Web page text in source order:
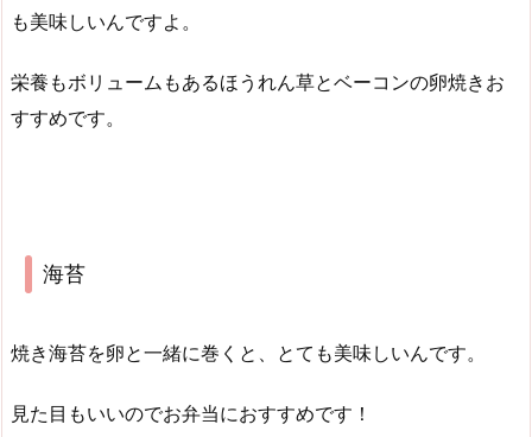
も美味しいんですよ。
栄養もボリュームもあるほうれん草とベーコンの卵焼きお
すすめです。
海苔
焼き海苔を卵と一緒に巻くと、とても美味しいんです。
見た目もいいのでお弁当におすすめです！